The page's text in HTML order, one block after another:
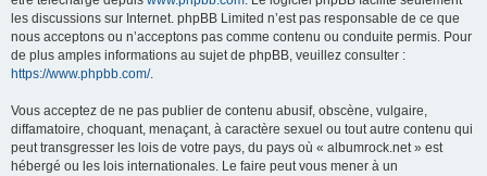
les discussions sur Internet. phpBB Limited n’est pas responsable de ce que
nous acceptons ou n’acceptons pas comme contenu ou conduite permis. Pour
de plus amples informations au sujet de phpBB, veuillez consulter :
https://www.phpbb.com/.
Vous acceptez de ne pas publier de contenu abusif, obscène, vulgaire,
diffamatoire, choquant, menaçant, à caractère sexuel ou tout autre contenu qui
peut transgresser les lois de votre pays, du pays où « albumrock.net » est
hébergé ou les lois internationales. Le faire peut vous mener à un